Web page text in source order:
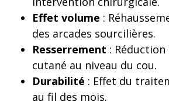
Effet volume :
des arcades sourcilières.
Resserrement :
cutané au niveau du cou.
Durabilité : Effet du
au fil des mois.